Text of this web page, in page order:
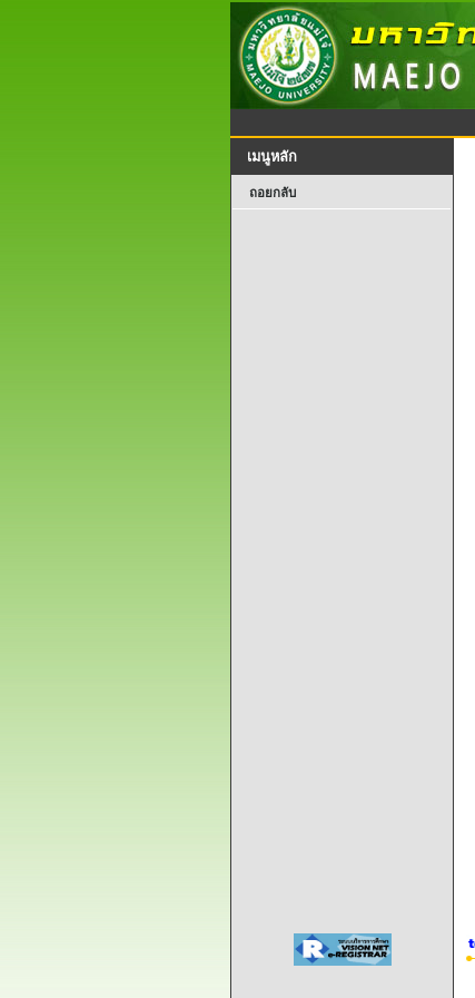
เมนูหลัก
ถอยกลับ